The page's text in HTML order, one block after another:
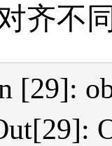
齐不
[29]: